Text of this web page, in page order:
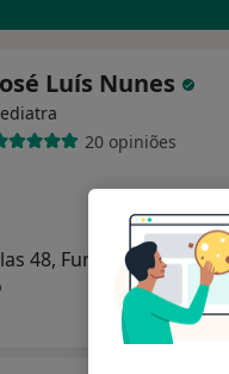
Luís Nunes
20 opiniões
48, Funchal Mapa